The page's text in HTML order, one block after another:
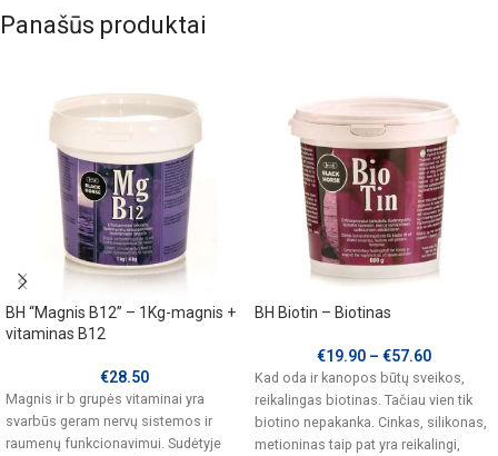
Panašūs produktai
BH “Magnis B12” – 1Kg-magnis +
vitaminas B12
€28.50
Magnis ir b grupės vitaminai yra
svarbūs geram nervų sistemos ir
raumenų funkcionavimui. Sudėtyje
BH Biotin – Biotinas
€19.90 – €57.60
Kad oda ir kanopos būtų sveikos,
reikalingas biotinas. Tačiau vien tik
biotino nepakanka. Cinkas, silikonas,
metioninas taip pat yra reikalingi,